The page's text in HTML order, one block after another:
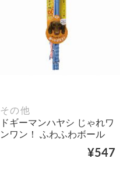
その他
ドギーマンハヤシ じゃれワ
ンワン！ ふわふわボール
¥547